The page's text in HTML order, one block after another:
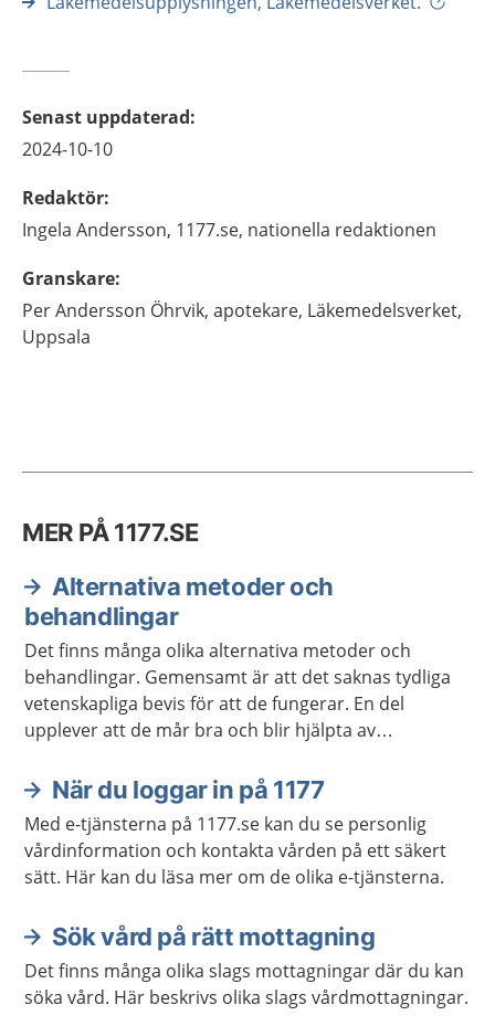
Senast uppdaterad:
2024-10-10
Redaktör:
Ingela Andersson, 1177.se, nationella redaktionen
Granskare:
PerAndersson Öhrvik, apotekare, Läkemedelsverket,
Uppsala
MER PÅ 1177.SE
Alternativa metoder och
behandlingar
Det finns många olika alternativa metoder och
behandlingar. Gemensamt är att det saknas tydliga
vetenskapliga bevis för att de fungerar. En del
upplever att de mår bra och blir hjälpta av
först om du är sjuk och behöver vård.
När du loggar in på 1177
Med e-tjänsterna på 1177.se kan du se personlig
vårdinformation och kontakta vården på ett säkert
sätt. Här kan du läsa mer om de olika e-tjänsterna.
Sök vård på rätt mottagning
Det finns många olika slags mottagningar där du kan
söka vård. Här beskrivs olika slags vårdmottagningar.